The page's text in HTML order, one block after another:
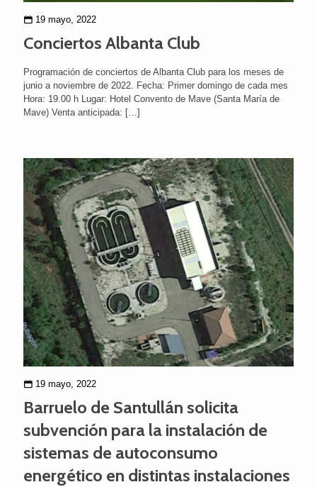
19 mayo, 2022
Conciertos Albanta Club
Programación de conciertos de Albanta Club para los meses de
junio a noviembre de 2022. Fecha: Primer domingo de cada mes
Hora: 19.00 h Lugar: Hotel Convento de Mave (Santa María de
Mave) Venta anticipada: […]
19 mayo, 2022
Barruelo de Santullán solicita
subvención para la instalación de
sistemas de autoconsumo
energético en distintas instalaciones